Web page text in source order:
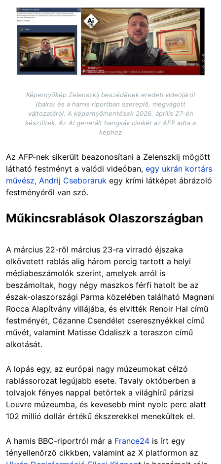
Image
Képernyőkép Zelenszkij beszédének eredeti videójáról
(balra) és a hamis riportban szereplő, megvágott
változatáról. A képernyőmentések 2026. április 27-én
készültek. Az AI generált hangsáv címkét az AFP adta a
képhez
Az AFP-nek sikerült beazonosítani a Zelenszkij mögött
látható festményt a valódi videóban, egy ukrán kortárs
művész, Andrij Cseboraruk egy krími látképet ábrázoló
festményéről van szó.
Műkincsrablások Olaszországban
A március 22-ről március 23-ra virradó éjszaka
elkövetett rablás alig három percig tartott a helyi
médiabeszámolók szerint, amelyek arról is
beszámoltak, hogy négy maszkos férfi hatolt be az
észak-olaszországi Parma közelében található Magnani
Rocca Alapítvány villájába, és elvitték Renoir Hal című
festményét, Cézanne Csendélet cseresznyékkel című
művét, valamint Matisse Odaliszk a teraszon című
alkotását.
A lopás egy, az európai nagy múzeumokat célzó
rablássorozat legújabb esete. Tavaly októberben a
tolvajok fényes nappal betörtek a világhírű párizsi
Louvre múzeumba, és kevesebb mint nyolc perc alatt
102 millió dollár értékű ékszerekkel menekültek el.
A hamis BBC-riportról már a France24 is írt egy
tényellenőrző cikkben, valamint az X platformon az